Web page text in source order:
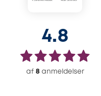
4.8
af 8anmeldelser